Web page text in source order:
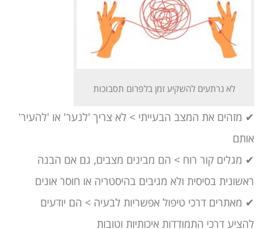
לא נרתעים להשקיע זמן בלפרום תסבוכות
✔ מזהים את המצב הבעייתי > לא צריך 'לנער' או 'להעיר'
אותם
✔ מגלים קור רוח > הם מבינים מצבים, גם אם הבנה
ראשונית בסיסית ולא מגיבים בהיסטריה או חוסר אונים
✔ מאתרים דרכי טיפול אפשריות לבעיה > הם יודעים
להציע דרכי התמודדות איכותיות וטובות